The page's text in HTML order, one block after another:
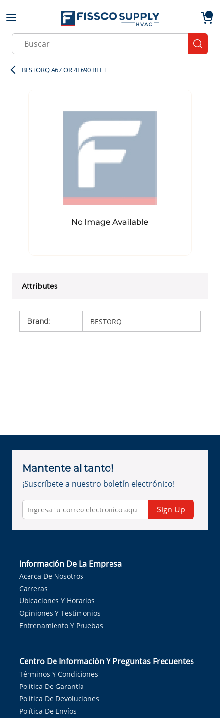
Skip to main content
Site Search
BESTORQ A67 OR 4L690 BELT
Attributes
Brand: BESTORQ
Mantente al tanto!
¡Suscríbete a nuestro boletín electrónico!
Sign Up
Información De La Empresa
Acerca De Nosotros
Carreras
Ubicaciones Y Horarios
Opiniones Y Testimonios
Entrenamiento Y Pruebas
Centro De Información Y Preguntas Frecuentes
Términos Y Condiciones
Política De Garantía
Política De Devoluciones
Política De Envíos